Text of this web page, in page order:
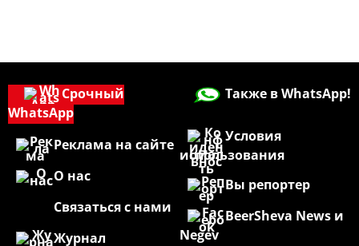
Также в WhatsApp!
Условия
использования
Вы репортер
BeerSheva News и
Negev
Срочный
WhatsApp
Реклама на сайте
О нас
Связаться с нами
Журнал